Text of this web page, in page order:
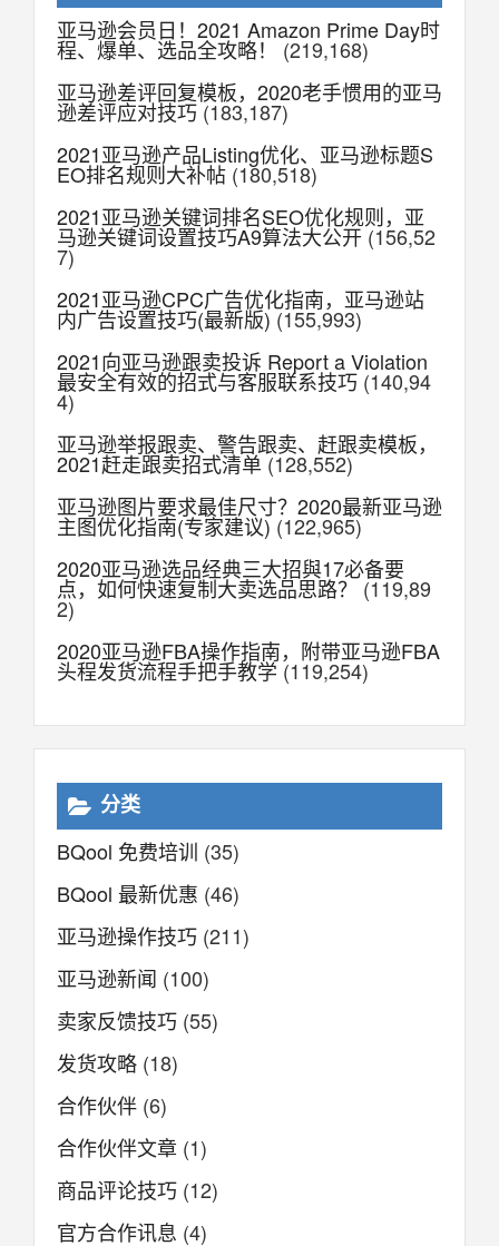
亚马逊会员日！2021 Amazon Prime Day时
程、爆单、选品全攻略！
(219,168)
亚马逊差评回复模板，2020老手惯用的亚马
逊差评应对技巧(183,187)
2021亚马逊产品Listing优化、亚马逊标题S
EO排名规则大补帖 (180,518)
2021亚马逊关键词排名SEO优化规则，亚
马逊关键词设置技巧A9算法大公开(156,52
7)
2021亚马逊CPC广告优化指南，亚马逊站
内广告设置技巧(最新版)(155,993)
2021向亚马逊跟卖投诉 Report a Violation
最安全有效的招式与客服联系技巧 (140,94
4)
亚马逊举报跟卖、警告跟卖、赶跟卖模板，
2021赶走跟卖招式清单(128,552)
亚马逊图片要求最佳尺寸？2020最新亚马逊
主图优化指南(专家建议) (122,965)
2020亚马逊选品经典三大招與17必备要
点，如何快速复制大卖选品思路？ (119,89
2)
2020亚马逊FBA操作指南，附带亚马逊FBA
头程发货流程手把手教学(119,254)
分类
BQool 免费培训 (35)
BQool 最新优惠 (46)
亚马逊操作技巧 (211)
亚马逊新闻 (100)
卖家反馈技巧 (55)
发货攻略 (18)
合作伙伴 (6)
合作伙伴文章 (1)
商品评论技巧 (12)
官方合作讯息 (4)